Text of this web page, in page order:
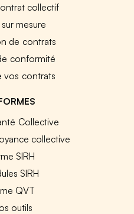
collectif
mesure
de contrats
conformité
vos contrats
Collective
collective
SIRH
SIRH
QVT
outils